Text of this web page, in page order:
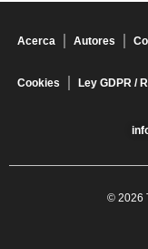
Acerca Autores
Cookies Ley GDPR /
© 2026